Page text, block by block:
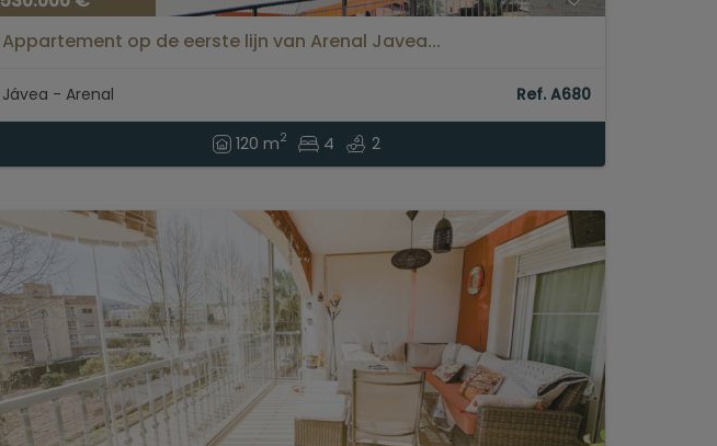
Appartement op de eerste lijn van Arenal Javea...
Jávea - Arenal Ref. A680
120 m2 4 2